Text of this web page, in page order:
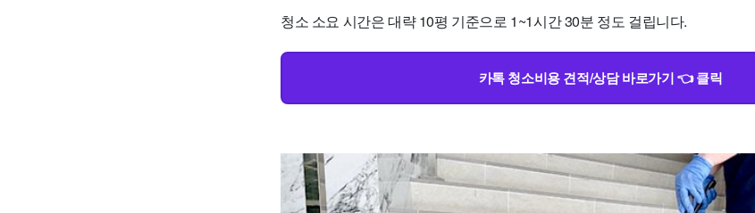
청소 소요 시간은 대략 10평 기준으로 1~1시간 30분 정도 걸립니다.
카톡 청소비용 견적/상담 바로가기 👈 클릭